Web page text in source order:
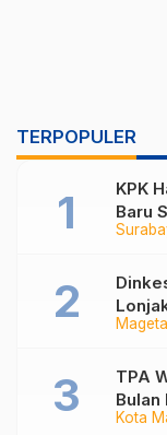
TERPOPULER
KPK
Baru
Kota
TPA
Bulan